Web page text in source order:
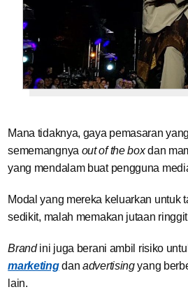
Mana tidaknya, gaya pemasaran
sememangnya out of the boxdan
yang mendalam buat pengguna
Modal yang mereka keluarkan untuk
sedikit, malah memakan jutaan
Brandini juga berani ambil risiko
marketingdanadvertisingyang
lain.